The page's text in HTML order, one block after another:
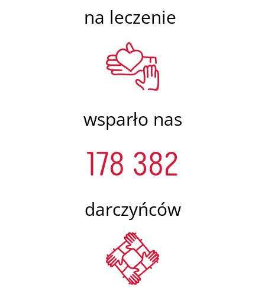
na leczenie
wsparło nas
178 382
darczyńców